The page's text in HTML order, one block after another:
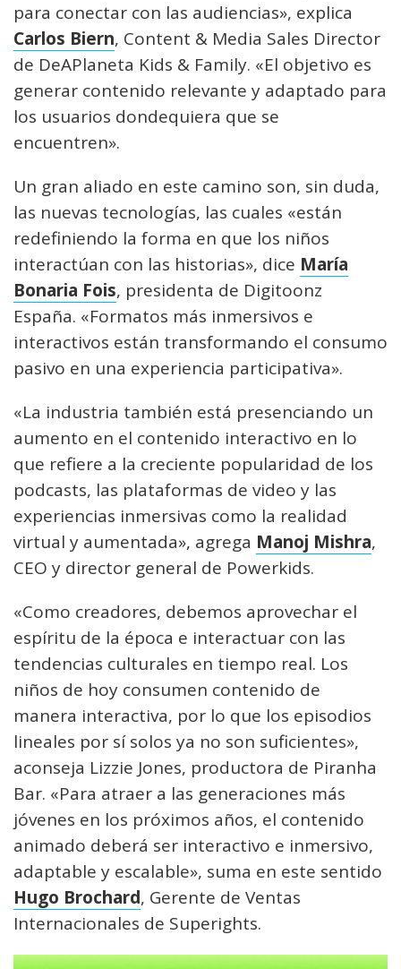
para conectar con las audiencias», explica
Carlos Biern, Content & Media Sales Director
de DeAPlaneta Kids & Family. «El objetivo es
generar contenido relevante y adaptado para
los usuarios dondequiera que se
encuentren».
Un gran aliado en este camino son, sin duda,
las nuevas tecnologías, las cuales «están
redefiniendo la forma en que los niños
interactúan con las historias», dice María
Bonaria Fois, presidenta de Digitoonz
España. «Formatos más inmersivos e
interactivos están transformando el consumo
pasivo en una experiencia participativa».
«La industria también está presenciando un
aumento en el contenido interactivo en lo
que refiere a la creciente popularidad de los
podcasts, las plataformas de video y las
experiencias inmersivas como la realidad
virtual y aumentada», agrega Manoj Mishra,
CEO y director general de Powerkids.
«Como creadores, debemos aprovechar el
espíritu de la época e interactuar con las
tendencias culturales en tiempo real. Los
niños de hoy consumen contenido de
manera interactiva, por lo que los episodios
lineales por sí solos ya no son suficientes»,
aconseja Lizzie Jones, productora de Piranha
Bar. «Para atraer a las generaciones más
jóvenes en los próximos años, el contenido
animado deberá ser interactivo e inmersivo,
adaptable y escalable», suma en este sentido
Hugo Brochard, Gerente de Ventas
Internacionales de Superights.